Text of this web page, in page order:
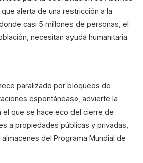
alerta de una restricción a la
casi 5 millones de personas, el
necesitan ayuda humanitaria.
paralizado por bloqueos de
espontáneas», advierte la
el que se hace eco del cierre de
a propiedades públicas y privadas,
del Programa Mundial de